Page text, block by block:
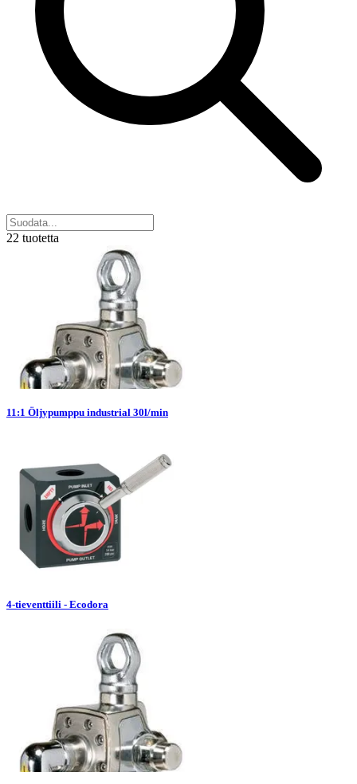
22 tuotetta
11:1 Öljypumppu industrial 30l/min
4-tieventtiili - Ecodora